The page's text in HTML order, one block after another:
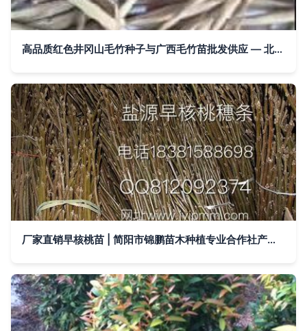
高品质红色井冈山毛竹种子与广西毛竹苗批发供应 — 北流市富饶农产品苗木销售部',
厂家直销早核桃苗 | 简阳市锦鹏苗木种植专业合作社产品图鉴